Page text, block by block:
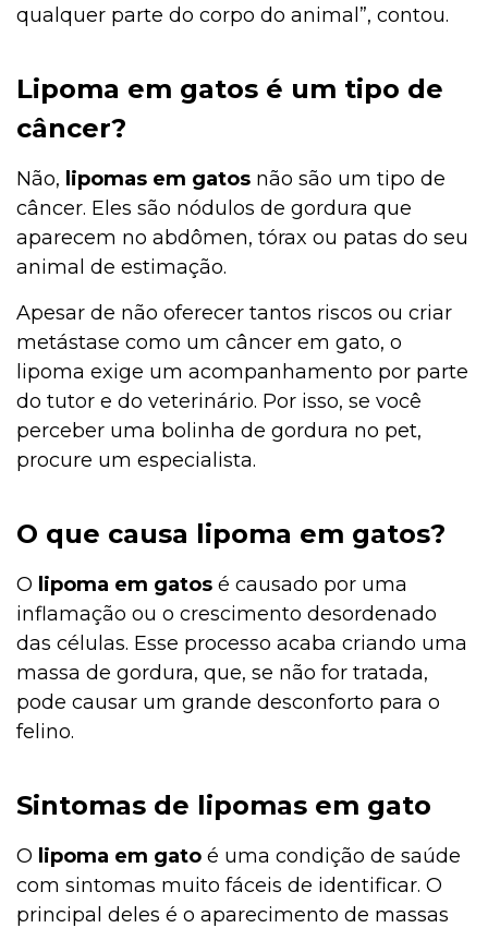
qualquer parte do corpo do animal”, contou.
Lipoma em gatos é um tipo de
câncer?
Não, lipomas em gatos não são um tipo de
câncer. Eles são nódulos de gordura que
aparecem no abdômen, tórax ou patas do seu
animal de estimação.
Apesar de não oferecer tantos riscos ou criar
metástase como um câncer em gato, o
lipoma exige um acompanhamento por parte
do tutor e do veterinário. Por isso, se você
perceber uma bolinha de gordura no pet,
procure um especialista.
O que causa lipoma em gatos?
O lipoma em gatos é causado por uma
inflamação ou o crescimento desordenado
das células. Esse processo acaba criando uma
massa de gordura, que, se não for tratada,
pode causar um grande desconforto para o
felino.
Sintomas de lipomas em gato
O lipoma em gato é uma condição de saúde
com sintomas muito fáceis de identificar. O
principal deles é o aparecimento de massas